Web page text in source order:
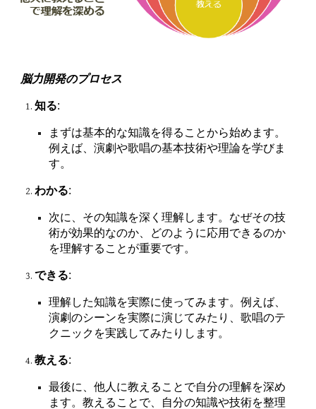
脳力開発のプロセス
知る:
まずは基本的な知識を得ることから始めます。
例えば、演劇や歌唱の基本技術や理論を学びま
す。
わかる:
次に、その知識を深く理解します。なぜその技
術が効果的なのか、どのように応用できるのか
を理解することが重要です。
できる:
理解した知識を実際に使ってみます。例えば、
演劇のシーンを実際に演じてみたり、歌唱のテ
クニックを実践してみたりします。
教える:
最後に、他人に教えることで自分の理解を深め
ます。教えることで、自分の知識や技術を整理